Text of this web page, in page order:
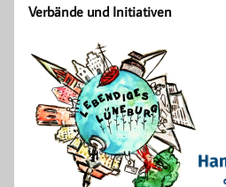
Verbände und Initiativen